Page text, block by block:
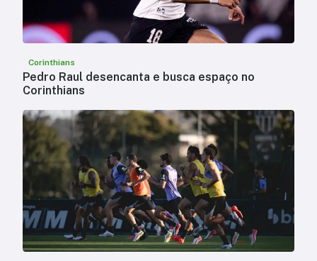
Corinthians
Pedro Raul desencanta e busca espaço no
Corinthians